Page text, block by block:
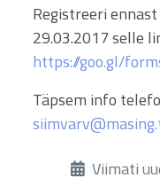
Registreeri
29.03.2017 selle
https://goo.gl/
Täpsem info
ÜksikasjadViimati